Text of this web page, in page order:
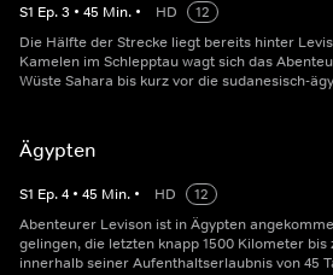
S1 Ep.3 • 45 Min. • HD
12
Die Hälfte der Strecke liegt bereits hinter
Kamelen im Schlepptau wagt sich das
Wüste Sahara bis kurz vor die sudanesisch-
Ägypten
S1 Ep.4 • 45 Min. • HD
12
Abenteurer Levison ist in Ägypten
gelingen, die letzten knapp 1500 Kilometer
innerhalb seiner Aufenthaltserlaubnis von 45